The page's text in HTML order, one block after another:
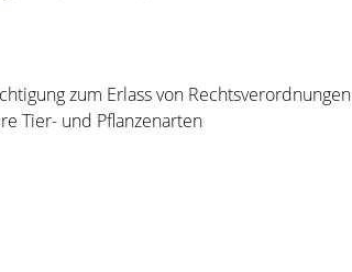
zum Erlass von Rechtsverordnungen
Tier- und Pflanzenarten